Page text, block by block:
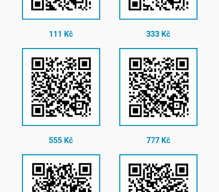
111 Kč 333 Kč
555 Kč 777 Kč